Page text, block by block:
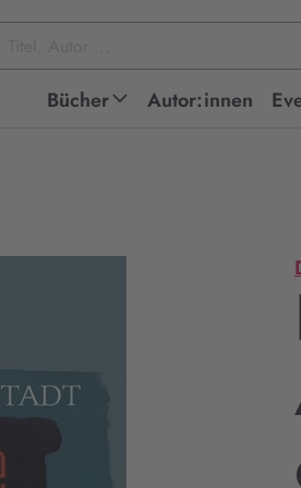
Bücher Autor:innen